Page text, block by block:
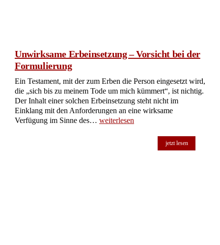
Unwirksame Erbeinsetzung – Vorsicht bei der
Formulierung
Ein Testament, mit der zum Erben die Person eingesetzt wird,
die „sich bis zu meinem Tode um mich kümmert“, ist nichtig.
Der Inhalt einer solchen Erbeinsetzung steht nicht im
Einklang mit den Anforderungen an eine wirksame
Verfügung im Sinne des… weiterlesen
jetzt lesen